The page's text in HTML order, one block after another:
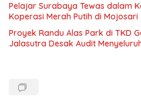
Pelajar Surabaya Tewas dalam
Koperasi Merah Putih di Mojosari
Proyek Randu Alas Park di TKD
Jalasutra Desak Audit